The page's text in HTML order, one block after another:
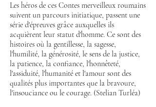
Les héros de ces Contes merveilleux roumains
suivent un parcours initiatique, passent une
série d'épreuves grâce auxquelles ils
acquièrent leur statut d'homme. Ce sont des
histoires où la gentillesse, la sagesse,
l'humilité, la générosité, le sens de la justice,
la patience, la confiance, l'honnêteté,
l'assiduité, l'humanité et l'amour sont des
qualités plus importantes que la bravoure,
l'insouciance ou le courage. (Stelian Turléa)